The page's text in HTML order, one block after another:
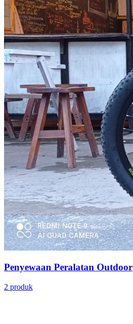
Penyewaan Peralatan Outdoor
2 produk